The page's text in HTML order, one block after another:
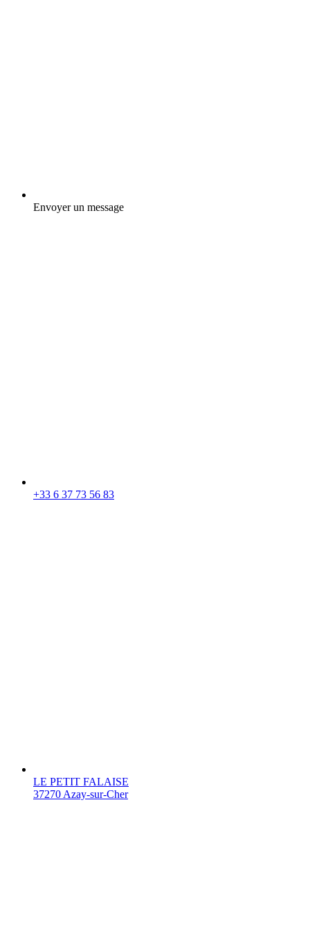
Envoyer un message
+33 6 37 73 56 83
LE PETIT FALAISE
37270 Azay-sur-Cher